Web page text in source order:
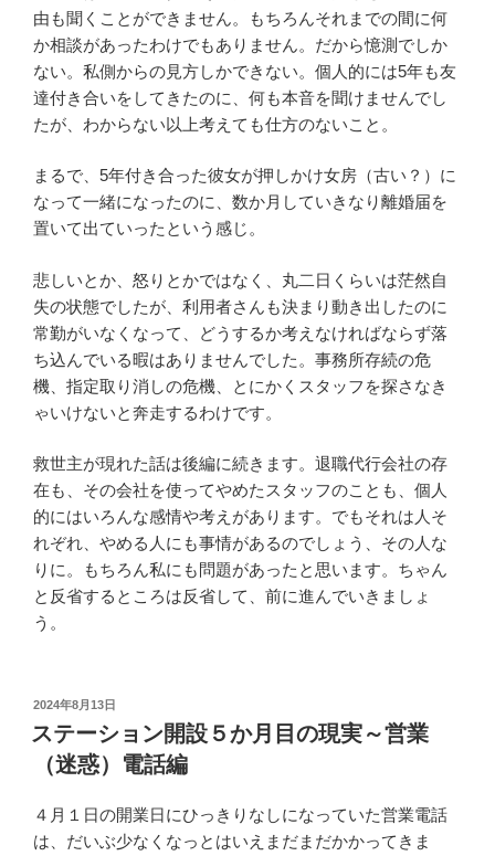
由も聞くことができません。もちろんそれまでの間に何
か相談があったわけでもありません。だから憶測でしか
ない。私側からの見方しかできない。個人的には5年も友
達付き合いをしてきたのに、何も本音を聞けませんでし
たが、わからない以上考えても仕方のないこと。
まるで、5年付き合った彼女が押しかけ女房（古い？）に
なって一緒になったのに、数か月していきなり離婚届を
置いて出ていったという感じ。
悲しいとか、怒りとかではなく、丸二日くらいは茫然自
失の状態でしたが、利用者さんも決まり動き出したのに
常勤がいなくなって、どうするか考えなければならず落
ち込んでいる暇はありませんでした。事務所存続の危
機、指定取り消しの危機、とにかくスタッフを探さなき
ゃいけないと奔走するわけです。
救世主が現れた話は後編に続きます。退職代行会社の存
在も、その会社を使ってやめたスタッフのことも、個人
的にはいろんな感情や考えがあります。でもそれは人そ
れぞれ、やめる人にも事情があるのでしょう、その人な
りに。もちろん私にも問題があったと思います。ちゃん
と反省するところは反省して、前に進んでいきましょ
う。
投
稿
日:
2024年8月13日
ステーション開設５か月目の現実～営業
（迷惑）電話編
４月１日の開業日にひっきりなしになっていた営業電話
は、だいぶ少なくなっとはいえまだまだかかってきま